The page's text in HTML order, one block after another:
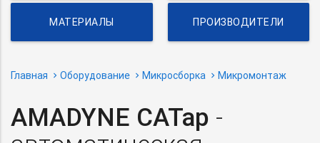
МАТЕРИАЛЫ ПРОИЗВОДИТЕЛИ
Главная Оборудование Микросборка Микромонтаж
AMADYNE CATap -